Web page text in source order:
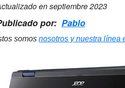
enseptiembre 2023
por: Pablo
somos nosotros y nuestra línea